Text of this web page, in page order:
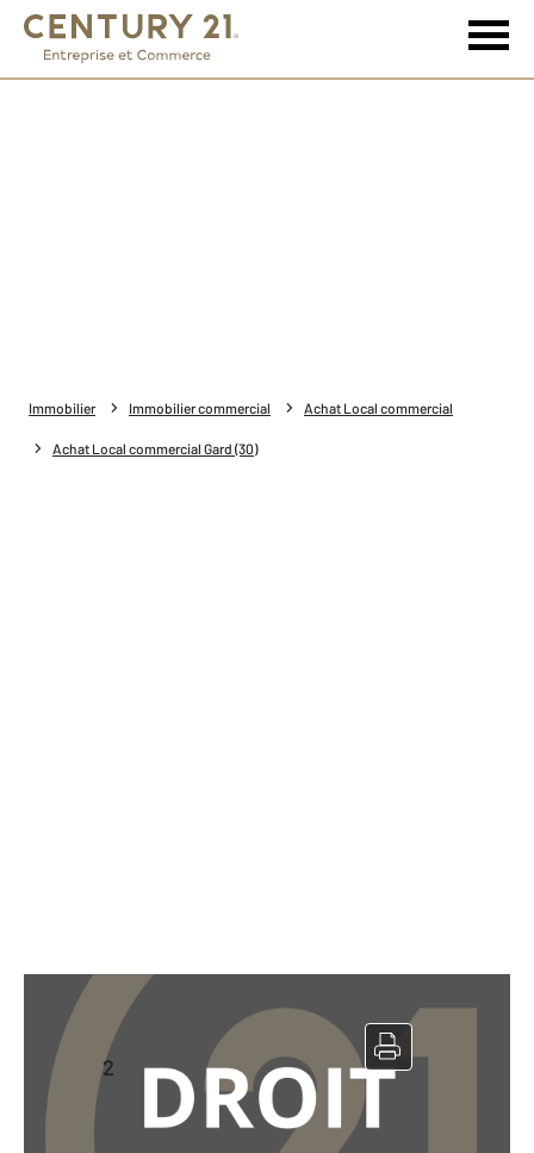
Immobilier Immobilier commercial Achat Local commercial
Achat Local commercial Gard (30)
Local commercial à vendre
300 m2 Gard - 30
Ref: 10227460